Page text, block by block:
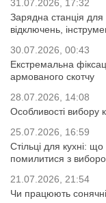
31.07.2026, 17:32
Зарядна станція
відключень,
30.07.2026, 00:43
Екстремальна
армованого скотчу
28.07.2026, 14:08
Особливості вибору
25.07.2026, 16:59
Стільці для кухні:
помилитися з
21.07.2026, 21:54
Чи працюють